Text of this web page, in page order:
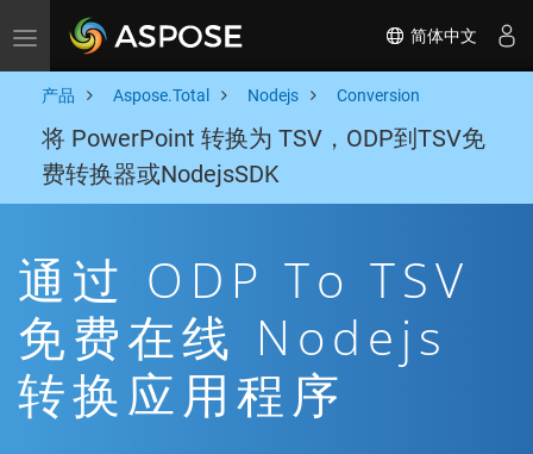
Toggle navigation 简体中文
产品 Aspose.Total Nodejs Conversion
将 PowerPoint 转换为 TSV，ODP到TSV免
费转换器或NodejsSDK
通过 ODP To TSV
免费在线 Nodejs
转换应用程序